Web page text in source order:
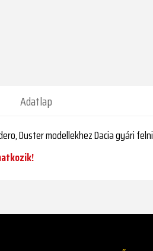
Adatlap
Duster modellekhez Dacia gyári